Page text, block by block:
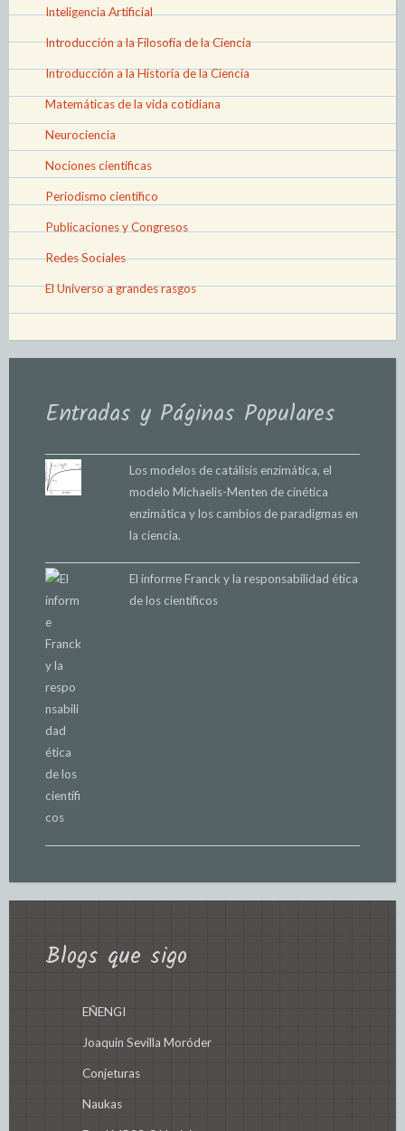
Inteligencia Artificial
Introducción a la Filosofía de la Ciencia
Introducción a la Historia de la Ciencia
Matemáticas de la vida cotidiana
Neurociencia
Nociones científicas
Periodismo científico
Publicaciones y Congresos
Redes Sociales
El Universo a grandes rasgos
Entradas y Páginas Populares
Los modelos de catálisis enzimática, el
modelo Michaelis-Menten de cinética
enzimática y los cambios de paradigmas en
la ciencia.
El informe Franck y la responsabilidad ética
de los científicos
Blogs que sigo
EÑENGI
Joaquin Sevilla Moróder
Conjeturas
Naukas